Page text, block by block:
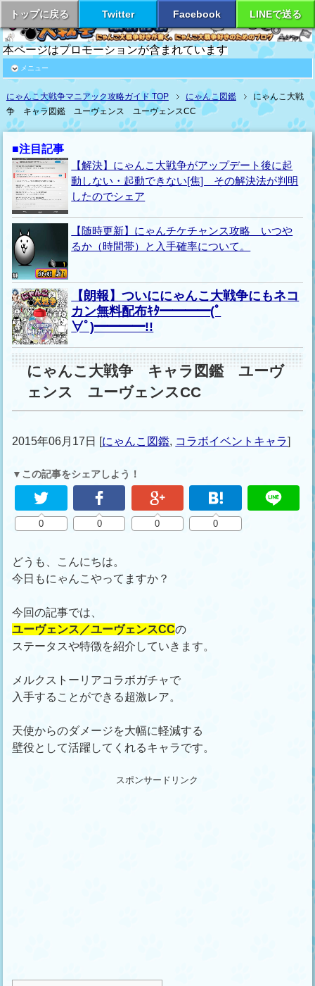
トップに戻る Twitter Facebook LINEで送る
本ページはプロモーションが含まれています
メニュー
にゃんこ大戦争マニアック攻略ガイド TOP にゃんこ図鑑
にゃんこ大戦
争 キャラ図鑑 ユーヴェンス ユーヴェンスCC
■注目記事
【解決】にゃんこ大戦争がアップデート後に起
動しない・起動できない[焦] その解決法が判明
したのでシェア
【随時更新】にゃんチケチャンス攻略 いつや
るか（時間帯）と入手確率について。
【朗報】ついににゃんこ大戦争にもネコ
カン無料配布ｷﾀ━━━━(ﾟ
∀ﾟ)━━━━!!
にゃんこ大戦争 キャラ図鑑 ユーヴ
ェンス ユーヴェンスCC
2015年06月17日 [にゃんこ図鑑, コラボイベントキャラ]
▼この記事をシェアしよう！
0 0 0 0
どうも、こんにちは。
今日もにゃんこやってますか？
今回の記事では、
ユーヴェンス／ユーヴェンスCCの
ステータスや特徴を紹介していきます。
メルクストーリアコラボガチャで
入手することができる超激レア。
天使からのダメージを大幅に軽減する
壁役として活躍してくれるキャラです。
スポンサードリンク